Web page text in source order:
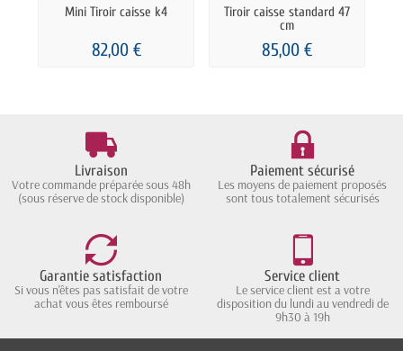
Mini Tiroir caisse k4
82,00 €
Tiroir caisse standard 47
cm
85,00 €
Livraison
Votre commande préparée sous 48h
(sous réserve de stock disponible)
Paiement sécurisé
Les moyens de paiement proposés
sont tous totalement sécurisés
Garantie satisfaction
Si vous n'êtes pas satisfait de votre
achat vous êtes remboursé
Service client
Le service client est a votre
disposition du lundi au vendredi de
9h30 à 19h